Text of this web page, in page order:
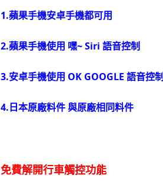
1.蘋果手機安卓手機都可用
2.蘋果手機使用 嘿~ Siri 語音控制
3.安卓手機使用 OK GOOGLE 語音控制
4.日本原廠料件 與原廠相同料件
免費解開行車觸控功能